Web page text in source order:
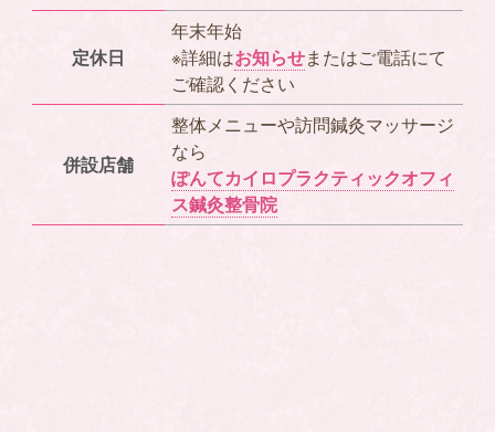
定休日
年末年始
※詳細はお知らせまたはご電話にて
ご確認ください
併設店舗
整体メニューや訪問鍼灸マッサージ
なら
ぽんてカイロプラクティックオフィ
ス鍼灸整骨院